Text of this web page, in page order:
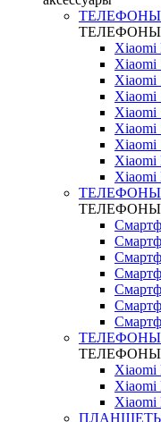
ТЕЛЕФОНЫ
ТЕЛЕФОНЫ
Xiaomi
Xiaomi
Xiaomi
Xiaomi
Xiaomi
Xiaomi
Xiaomi
Xiaomi
Xiaomi
ТЕЛЕФОНЫ
ТЕЛЕФОНЫ
ТЕЛЕФОНЫ
ТЕЛЕФОНЫ
Xiaomi
Xiaomi
Xiaomi
ПЛАНШЕТЫ